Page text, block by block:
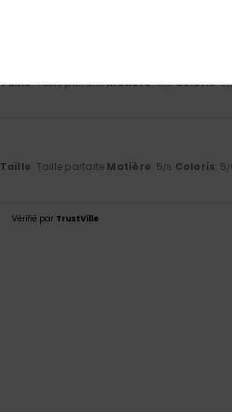
Taille: Taille parfaiteMatière: 5/5 Coloris: 5/
Taille: Taille parfaite Matière: 5/5 Coloris: 5/
Vérifié par TrustVille